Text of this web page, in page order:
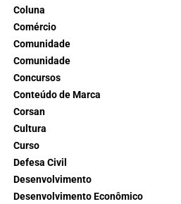
Coluna
Comércio
Comunidade
Comunidade
Concursos
Conteúdo de Marca
Corsan
Cultura
Curso
Defesa Civil
Desenvolvimento
Desenvolvimento Econômico